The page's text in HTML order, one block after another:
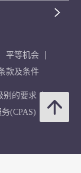
平等机会
款及条件
别的要求
(CPAS)